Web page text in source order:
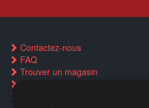
Contactez-nous
FAQ
Trouver un magasin